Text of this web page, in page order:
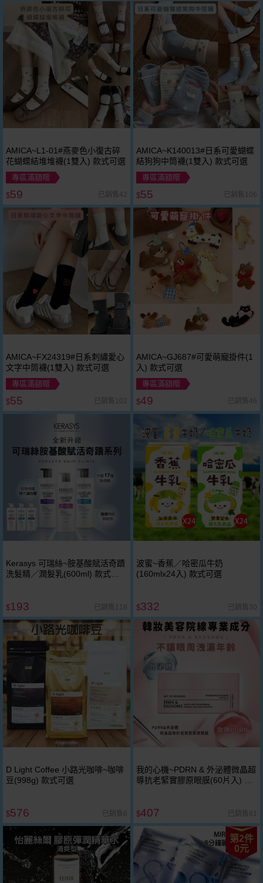
AMICA~L1-01#燕麥色小復古碎
花蝴蝶結堆堆襪(1雙入) 款式可選
專區滿額贈
$59 已銷售42
AMICA~K140013#日系可愛蝴蝶
結狗狗中筒襪(1雙入) 款式可選
專區滿額贈
$55 已銷售106
AMICA~FX24319#日系刺繡愛心
文字中筒襪(1雙入) 款式可選
專區滿額贈
$55 已銷售102
AMICA~GJ687#可愛萌寵掛件(1
入) 款式可選
專區滿額贈
$49 已銷售46
Kerasys 可瑞絲~胺基酸賦活奇蹟
洗髮精／潤髮乳(600ml) 款式可
$193 已銷售118
波蜜~香蕉／哈密瓜牛奶
(160mlx24入) 款式可選
$332 已銷售30
D Light Coffee 小路光咖啡~咖啡
豆(998g) 款式可選
$576 已銷售6
我的心機~PDRN & 外泌體微晶超
導抗老緊實膠原眼膜(60片入) 眼
$407 已銷售61
第2件
0元